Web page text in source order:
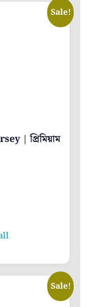
Sale!
| প্রিমিয়াম
Sale!